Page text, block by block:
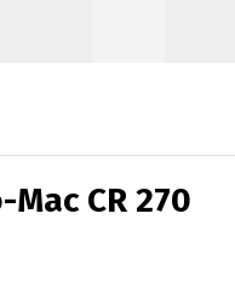
CR 270